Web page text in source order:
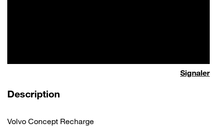
Signaler
Description
Volvo Concept Recharge